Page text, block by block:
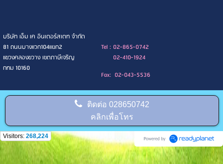
บริษัท เอ็ม เค อินเตอร์สเตท จำกัด
81 ถนนบางแวก104แยก2
แขวงคลองขวาง เขตภาษีเจริญ
กทม 10160
Tel : 02-865-0742
02-410-1924
Fax: 02-043-5536
ติดต่อ 028650742
คลิกเพื่อโทร
Visitors: 268,224